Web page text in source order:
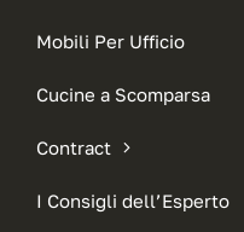
Mobili Per Ufficio
Cucine a Scomparsa
Contract
I Consigli dell’Esperto